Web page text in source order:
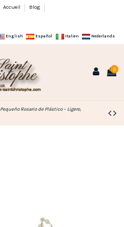
Accueil Blog
English Español Italien Nederlands
0
Pequeño Rosario de Plástico – Ligero,